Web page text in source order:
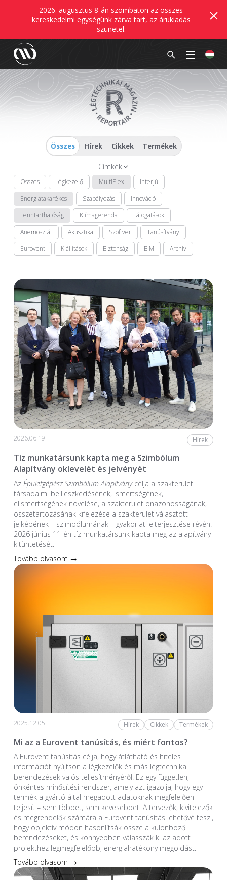
2026. augusztus 8-án szombaton az összes
kereskedelmi egységünk zárva tart, az árukiadás
szünetel.
Összes Hírek Cikkek Termékek
Címkék
Összes Légkezelő MultiPlex
Interjú
Energiatakarékos
Szabályozás
Innováció
Fenntarthatóság
Klímagerenda
Látogatások
Anemosztát
Akusztika Szoftver
Tanúsítvány
Eurovent
Kiállítások Biztonság BIM Archív
2026.06.19. Hírek
Tíz munkatársunk kapta meg a Szimbólum
Alapítvány oklevelét és jelvényét
Az Épületgépész Szimbólum Alapítványcélja a szakterület
társadalmi beilleszkedésének, ismertségének,
elismertségének növelése, a szakterület önazonosságának,
összetartozásának kifejezése a szakterület választott
jelképének – szimbólumának – gyakorlati elterjesztése révén.
2026 június 11-én tíz munkatársunk kapta meg az alapítvány
kitüntetését.
Tovább olvasom →
2025.12.05. Hírek Cikkek Termékek
Mi az a Eurovent tanúsítás, és miért fontos?
A Eurovent tanúsítás célja, hogy átlátható és hiteles
információt nyújtson a légkezelők és más légtechnikai
berendezések valós teljesítményéről. Ez egy független,
önkéntes minősítési rendszer, amely azt igazolja, hogy egy
termék a gyártó által megadott adatoknak megfelelően
teljesít – sem többet, sem kevesebbet. A tervezők, kivitelezők
és megrendelők számára a Eurovent tanúsítás lehetővé teszi,
hogy objektív módon hasonlítsák össze a különböző
berendezéseket, és könnyebben válasszák ki az adott
projekthez legmegfelelőbb, energiahatékony megoldást.
Tovább olvasom →